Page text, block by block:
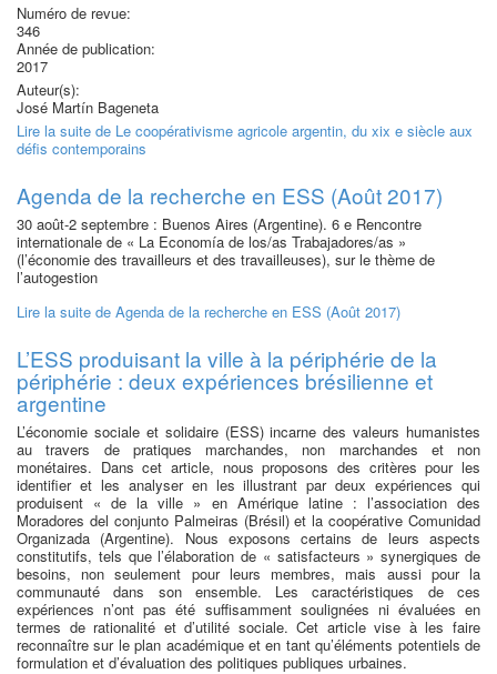
Numéro de revue:
346
Année de publication:
2017
Auteur(s):
José Martín Bageneta
Lire la suite de Le coopérativisme agricole argentin, du xix e siècle aux
défis contemporains
Agenda de la recherche en ESS (Août 2017)
30 août-2 septembre : Buenos Aires (Argentine). 6 e Rencontre
internationale de « La Economía de los/as Trabajadores/as »
(l’économie des travailleurs et des travailleuses), sur le thème de
l’autogestion
Lire la suite de Agenda de la recherche en ESS (Août 2017)
L’ESS produisant la ville à la périphérie de la
périphérie : deux expériences brésilienne et
argentine
L’économie sociale et solidaire (ESS) incarne des valeurs humanistes
au travers de pratiques marchandes, non marchandes et non
monétaires. Dans cet article, nous proposons des critères pour les
identifier et les analyser en les illustrant par deux expériences qui
produisent « de la ville » en Amérique latine : l’association des
Moradores del conjunto Palmeiras (Brésil) et la coopérative Comunidad
Organizada (Argentine). Nous exposons certains de leurs aspects
constitutifs, tels que l’élaboration de « satisfacteurs » synergiques de
besoins, non seulement pour leurs membres, mais aussi pour la
communauté dans son ensemble. Les caractéristiques de ces
expériences n’ont pas été suffisamment soulignées ni évaluées en
termes de rationalité et d’utilité sociale. Cet article vise à les faire
reconnaître sur le plan académique et en tant qu’éléments potentiels de
formulation et d’évaluation des politiques publiques urbaines.